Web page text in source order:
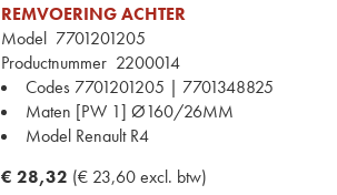
REMVOERING ACHTER
Model 7701201205
Productnummer 2200014
Codes 7701201205 | 7701348825
Maten [PW 1] Ø160/26MM
Model Renault R4
€ 28,32 (€ 23,60 excl. btw)